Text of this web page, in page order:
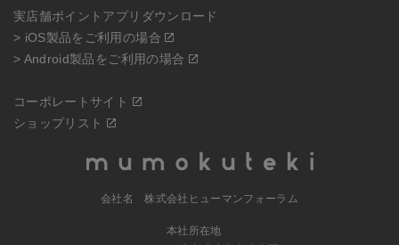
実店舗ポイントアプリダウンロード
> iOS製品をご利用の場合
> Android製品をご利用の場合
コーポレートサイト
ショップリスト
会社名 株式会社ヒューマンフォーラム
本社所在地